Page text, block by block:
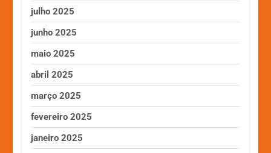
julho 2025
junho 2025
maio 2025
abril 2025
março 2025
fevereiro 2025
janeiro 2025